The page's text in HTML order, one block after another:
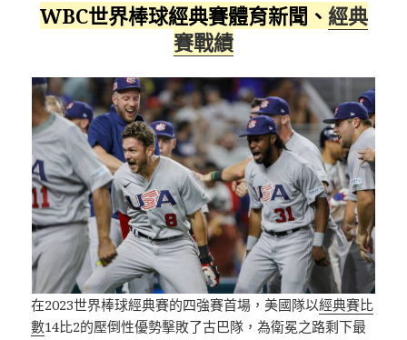
WBC世界棒球經典賽體育新聞、 經典
賽戰績
在2023世界棒球經典賽的四強賽首場，美國隊以經典賽比
數14比2的壓倒性優勢擊敗了古巴隊，為衛冕之路剩下最